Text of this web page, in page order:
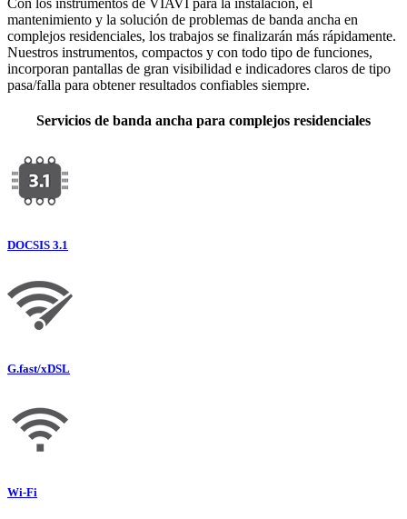
mantenimiento y la solución de problemas de banda ancha en
complejos residenciales, los trabajos se finalizarán más rápidamente.
Nuestros instrumentos, compactos y con todo tipo de funciones,
incorporan pantallas de gran visibilidad e indicadores claros de tipo
pasa/falla para obtener resultados confiables siempre.
Servicios de banda ancha para complejos residenciales
DOCSIS 3.1
G.fast/xDSL
Wi-Fi